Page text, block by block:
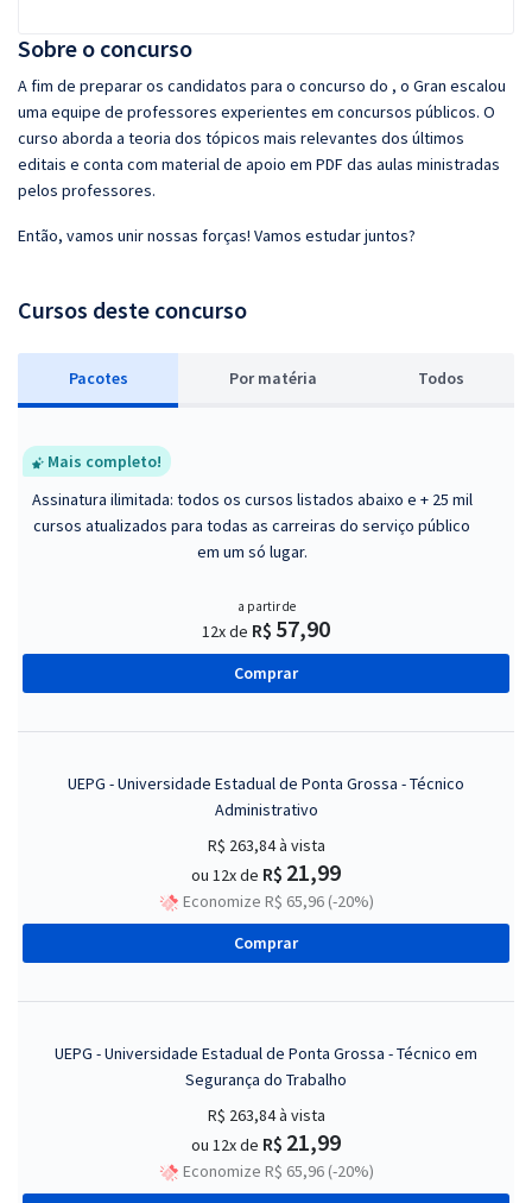
Sobre o concurso
A fim de preparar os candidatos para o concurso do , o Gran escalou
uma equipe de professores experientes em concursos públicos. O
curso aborda a teoria dos tópicos mais relevantes dos últimos
editais e conta com material de apoio em PDF das aulas ministradas
pelos professores.
Então, vamos unir nossas forças! Vamos estudar juntos?
Cursos deste concurso
Pacotes Por matéria Todos
Mais completo!
Assinatura ilimitada: todos os cursos listados abaixo e + 25 mil
cursos atualizados para todas as carreiras do serviço público
em um só lugar.
a partir de
12x de R$ 57,90
Comprar
UEPG - Universidade Estadual de Ponta Grossa - Técnico
Administrativo
R$ 263,84à vista
ou 12x de R$ 21,99
Economize R$ 65,96 (-20%)
Comprar
UEPG - Universidade Estadual de Ponta Grossa - Técnico em
Segurança do Trabalho
R$ 263,84à vista
ou 12x de R$ 21,99
Economize R$ 65,96 (-20%)